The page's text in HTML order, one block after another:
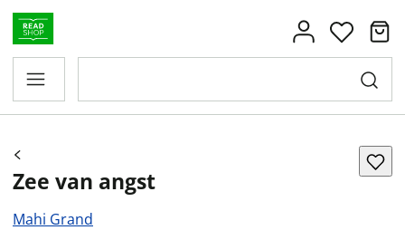
Zee van angst
Mahi Grand